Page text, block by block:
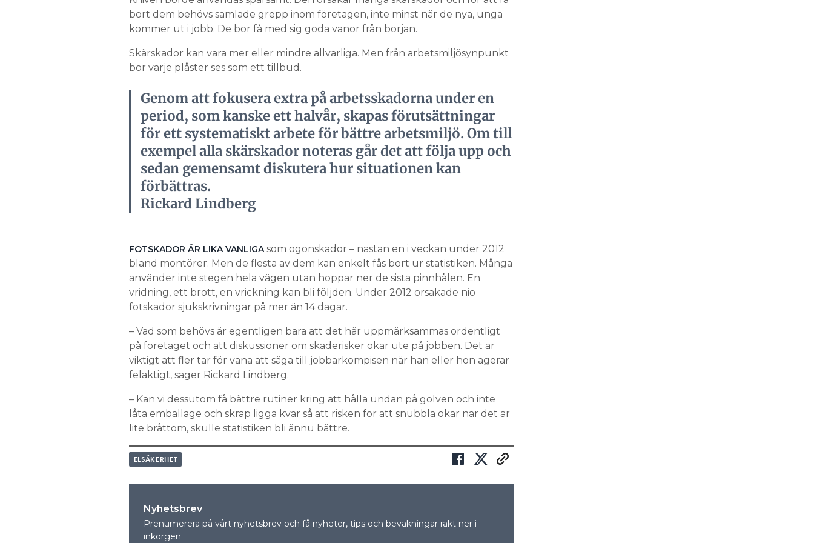
bort dem behövs samlade grepp inom företagen, inte minst när de nya, unga
kommer ut i jobb. De bör få med sig goda vanor från början.
Skärskador kan vara mer eller mindre allvarliga. Men från arbetsmiljösynpunkt
bör varje plåster ses som ett tillbud.
Genom att fokusera extra på arbetsskadorna under en
period, som kanske ett halvår, skapas förutsättningar
för ett systematiskt arbete för bättre arbetsmiljö. Om till
exempel alla skärskador noteras går det att följa upp och
sedan gemensamt diskutera hur situationen kan
förbättras.
Rickard Lindberg
FOTSKADOR ÄR LIKA VANLIGAsom ögonskador – nästan en i veckan under 2012
bland montörer. Men de flesta av dem kan enkelt fås bort ur statistiken. Många
använder inte stegen hela vägen utan hoppar ner de sista pinnhålen. En
vridning, ett brott, en vrickning kan bli följden. Under 2012 orsakade nio
fotskador sjukskrivningar på mer än 14 dagar.
– Vad som behövs är egentligen bara att det här uppmärksammas ordentligt
på företaget och att diskussioner om skaderisker ökar ute på jobben. Det är
viktigt att fler tar för vana att säga till jobbarkompisen när han eller hon agerar
felaktigt, säger Rickard Lindberg.
– Kan vi dessutom få bättre rutiner kring att hålla undan på golven och inte
låta emballage och skräp ligga kvar så att risken för att snubbla ökar när det är
lite bråttom, skulle statistiken bli ännu bättre.
ELSÄKERHET
Nyhetsbrev
Prenumerera på vårt nyhetsbrev och få nyheter, tips och bevakningar rakt ner i
inkorgen